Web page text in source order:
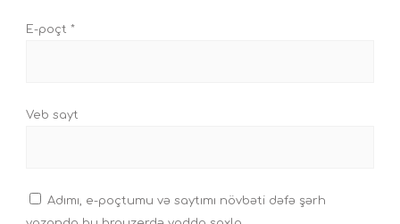
E-poçt *
Veb sayt
Adımı, e-poçtumu və saytımı növbəti dəfə şərh